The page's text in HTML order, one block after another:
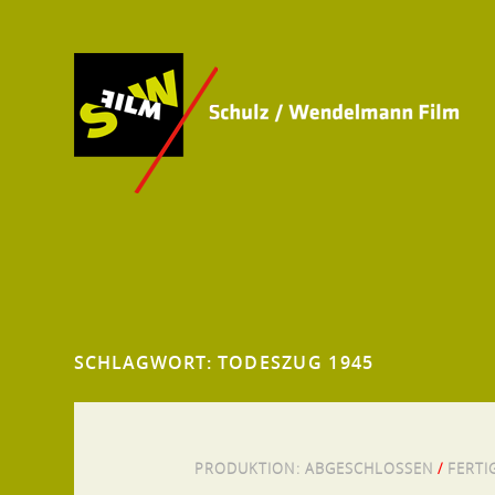
SCHLAGWORT: TODESZUG 1945
PRODUKTION: ABGESCHLOSSEN /